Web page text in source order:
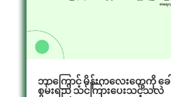
ဘာကြောင့် မိန်းကလေးတွေကို ခေ
စွမ်းရည် သင်ကြားပေးသင့်သလဲ